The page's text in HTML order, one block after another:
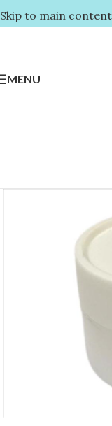
Skip to main content
MENU